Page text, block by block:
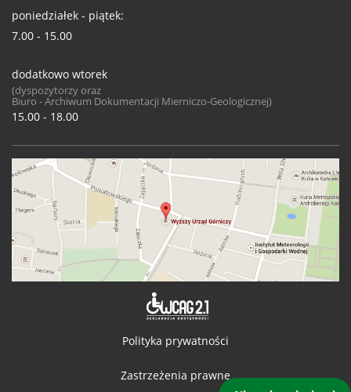
poniedziałek - piątek:
7.00 - 15.00
dodatkowo wtorek
(dyspozytorzy oraz
Biuro - Archiwum Dokumentacji Mierniczo-Geologicznej)
15.00 - 18.00
Polityka prywatności
Zastrzeżenia prawne